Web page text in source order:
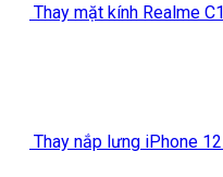
Thay mặt kính Realme
Thay nắp lưng iPhone